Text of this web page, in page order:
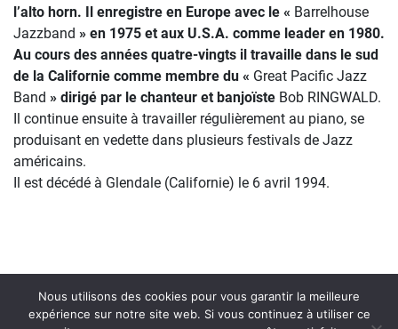
l’alto horn. Il enregistre en Europe avec le « Barrelhouse
Jazzband » en 1975 et aux U.S.A. comme leader en 1980.
Au cours des années quatre-vingts il travaille dans le sud
de la Californie comme membre du « Great Pacific Jazz
Band » dirigé par le chanteur et banjoïste Bob RINGWALD.
Il continue ensuite à travailler régulièrement au piano, se
produisant en vedette dans plusieurs festivals de Jazz
américains.
Il est décédé à Glendale (Californie) le 6 avril 1994.
Nous utilisons des cookies pour vous garantir la meilleure
expérience sur notre site web. Si vous continuez à utiliser ce